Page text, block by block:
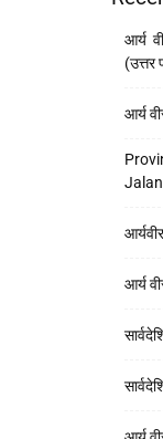
आर्य
(उत्तर
आर्य
आर्य